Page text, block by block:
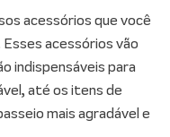
acessórios que você
Esses acessórios vão
indispensáveis para
até os itens de
mais agradável e